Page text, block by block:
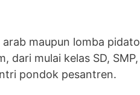
maupun lomba pidato
dari mulai kelas SD, SMP,
pondok pesantren.